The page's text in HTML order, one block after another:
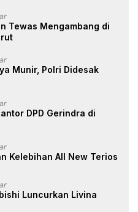
Tewas Mengambang di
Munir, Polri Didesak
DPD Gerindra di
Kelebihan All New Terios
Luncurkan Livina